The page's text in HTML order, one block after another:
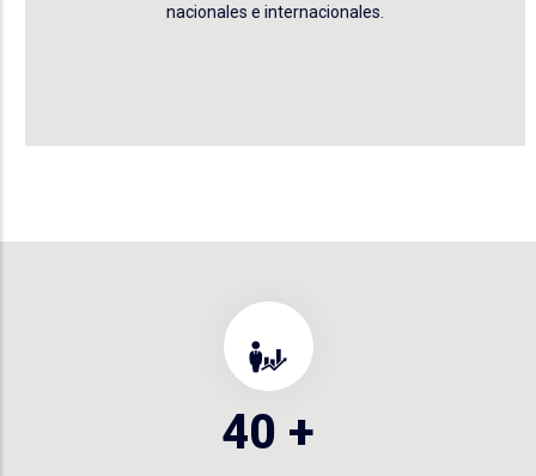
nacionales e internacionales.
40 +